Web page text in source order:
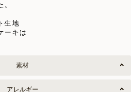
生地
ーキは
素材
アレルギー